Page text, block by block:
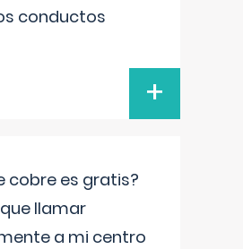
conductos
+
cobre es gratis?
llamar
a mi centro